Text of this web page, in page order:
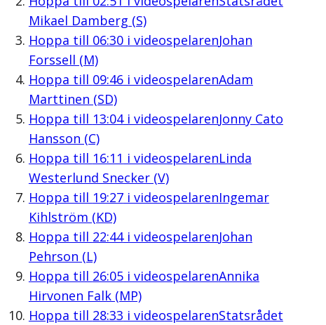
Mikael Damberg (S)
Hoppa till 06:30i videospelarenJohan
Forssell (M)
Hoppa till 09:46i videospelarenAdam
Marttinen (SD)
Hoppa till 13:04i videospelarenJonny Cato
Hansson (C)
Hoppa till 16:11 i videospelarenLinda
Westerlund Snecker (V)
Hoppa till 19:27i videospelarenIngemar
Kihlström (KD)
Hoppa till 22:44i videospelarenJohan
Pehrson (L)
Hoppa till 26:05i videospelarenAnnika
Hirvonen Falk (MP)
Hoppa till 28:33 i videospelarenStatsrådet